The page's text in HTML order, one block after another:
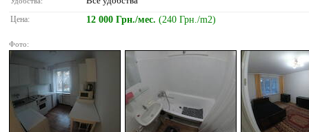
Цена: 12 000 Грн./мес. (240 Грн./m2)
Фото: